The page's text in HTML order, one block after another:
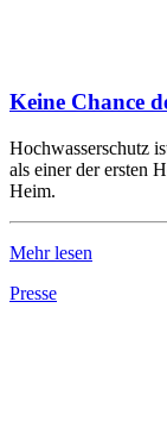
Keine Chance
Hochwasserschutz
als einer der ersten
Heim.
Mehr lesen
Presse